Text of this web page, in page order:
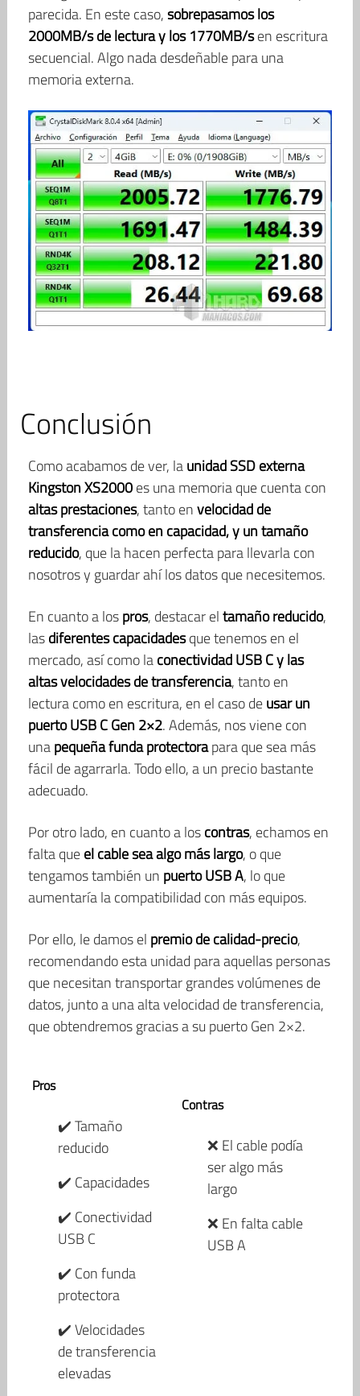
parecida. En este caso,sobrepasamos los
2000MB/s de lectura y los 1770MB/sen escritura
secuencial. Algo nada desdeñable para una
memoria externa.
Conclusión
Como acabamos de ver, launidad SSD externa
Kingston XS2000es una memoria que cuenta con
altas prestaciones, tanto envelocidad de
transferencia como en capacidad, y un tamaño
reducido, que la hacen perfecta para llevarla con
nosotros y guardar ahí los datos que necesitemos.
En cuanto a lospros, destacar eltamaño reducido,
lasdiferentes capacidadesque tenemos en el
mercado, así como laconectividad USB C y las
altas velocidades de transferencia, tanto en
lectura como en escritura, en el caso deusar un
puerto USB C Gen 2×2. Además, nos viene con
unapequeña funda protectorapara que sea más
fácil de agarrarla. Todo ello, a un precio bastante
adecuado.
Por otro lado, en cuanto a loscontras, echamos en
falta queel cable sea algo más largo, o que
tengamos también un puerto USB A, lo que
aumentaría la compatibilidad con más equipos.
Por ello, le damos el premio de calidad-precio,
recomendando esta unidad para aquellas personas
que necesitan transportar grandes volúmenes de
datos, junto a una alta velocidad de transferencia,
que obtendremos gracias a su puerto Gen 2×2.
Pros
✔️ Tamaño
reducido
✔️ Capacidades
✔️ Conectividad
USB C
✔️ Con funda
protectora
✔️ Velocidades
de transferencia
elevadas
Contras
❌ El cable podía
ser algo más
largo
❌ En falta cable
USB A